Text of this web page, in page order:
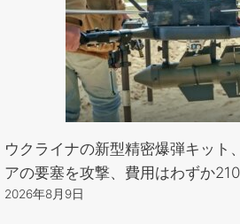
ウクライナの新型精密爆弾キット
アの要塞を攻撃、費用はわずか
2026年8月9日